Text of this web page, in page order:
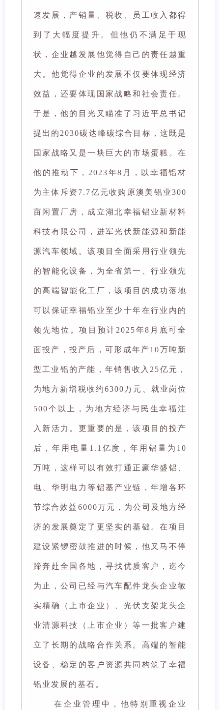
速发展，产销量、税收、员工收入都得
到了大幅度提升。但他仍不满足于现
状，企业越发展他觉得自己的责任越重
大。他觉得企业的发展不仅要体现经济
效益，还要体现国家战略和社会责任。
于是，他的目光又瞄准了习近平总书记
提出的2030碳达峰碳综合目标，这既是
国家战略又是一块巨大的市场蛋糕。在
他的推动下，2023年8月，以幸福铝材
为主体斥资7.7亿元收购原澳美铝业300
亩闲置厂房，成立湖北幸福铝业新材料
科技有限公司，进军光伏新能源和新能
源汽车领域。该项目全面采用行业领先
的智能化设备，为全省第一、行业领先
的高端智能化工厂，该项目的成功落地
可以保证幸福铝业至少十年在行业内的
领先地位。项目预计2025年8月底可全
面投产，投产后，可形成年产10万吨新
型工业铝的产能，年销售收入25亿元，
为地方新增税收约6300万元、就业岗位
500个以上，为地方经济与民生幸福注
入新活力。更重要的是，该项目的投产
后，年用电量1.1亿度，年用铝量为10
万吨，这样可以有效打通正豪华盛铝、
电、华明电力等铝基产业链，年增各环
节综合效益6000万元，为公司及地方经
济的发展奠定了更坚实的基础。在项目
建设紧锣密鼓推进的时候，他又马不停
蹄奔赴全国各地，寻找优质客户，迄今
为止，公司已经与汽车配件龙头企业敏
实精确（上市企业）、光伏支架龙头企
业清源科技（上市企业）等一批客户建
立了长期的战略合作关系。高端的智能
设备、稳定的客户资源共同构筑了幸福
铝业发展的基石。
在企业管理中，他特别重视企业